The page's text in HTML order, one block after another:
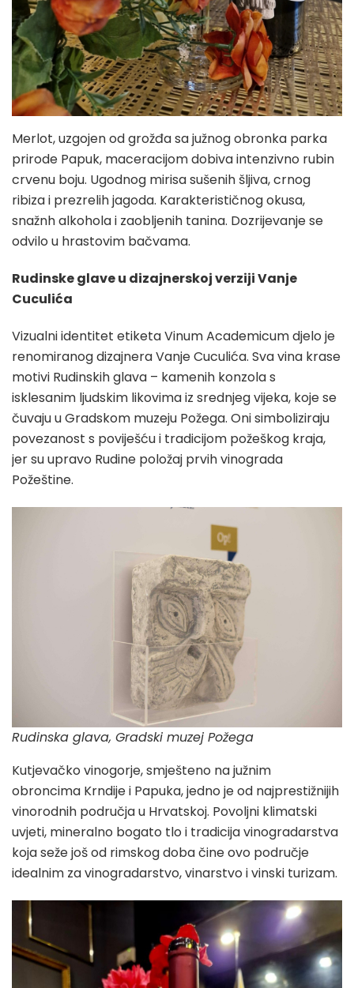
Merlot, uzgojen od grožđa sa južnog obronka parka
prirode Papuk, maceracijom dobiva intenzivno rubin
crvenu boju. Ugodnog mirisa sušenih šljiva, crnog
ribiza i prezrelih jagoda. Karakterističnog okusa,
snažnh alkohola i zaobljenih tanina. Dozrijevanje se
odvilo u hrastovim bačvama.
Rudinske glave u dizajnerskoj verziji Vanje
Cuculića
Vizualni identitet etiketa Vinum Academicum djelo je
renomiranog dizajnera Vanje Cuculića. Sva vina krase
motivi Rudinskih glava – kamenih konzola s
isklesanim ljudskim likovima iz srednjeg vijeka, koje se
čuvaju u Gradskom muzeju Požega. Oni simboliziraju
povezanost s poviješću i tradicijom požeškog kraja,
jer su upravo Rudine položaj prvih vinograda
Požeštine.
Rudinska glava, Gradski muzej Požega
Kutjevačko vinogorje, smješteno na južnim
obroncima Krndije i Papuka, jedno je od najprestižnijih
vinorodnih područja u Hrvatskoj. Povoljni klimatski
uvjeti, mineralno bogato tlo i tradicija vinogradarstva
koja seže još od rimskog doba čine ovo područje
idealnim za vinogradarstvo, vinarstvo i vinski turizam.